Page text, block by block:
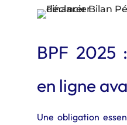
BPF 2025
en ligne
Une obligation